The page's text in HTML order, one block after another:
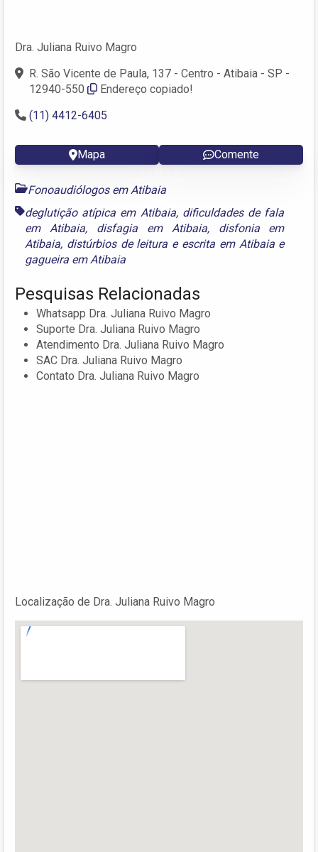
Dra. Juliana Ruivo Magro
R. São Vicente de Paula, 137 - Centro - Atibaia - SP -
12940-550
Endereço copiado!
(11) 4412-6405
Mapa Comente
Fonoaudiólogos em Atibaia
deglutição atípica em Atibaia, dificuldades de fala
em Atibaia, disfagia em Atibaia, disfonia em
Atibaia, distúrbios de leitura e escrita em Atibaiae
gagueira em Atibaia
Pesquisas Relacionadas
Whatsapp Dra. Juliana Ruivo Magro
Suporte Dra. Juliana Ruivo Magro
Atendimento Dra. Juliana Ruivo Magro
SAC Dra. Juliana Ruivo Magro
Contato Dra. Juliana Ruivo Magro
Localização de Dra. Juliana Ruivo Magro